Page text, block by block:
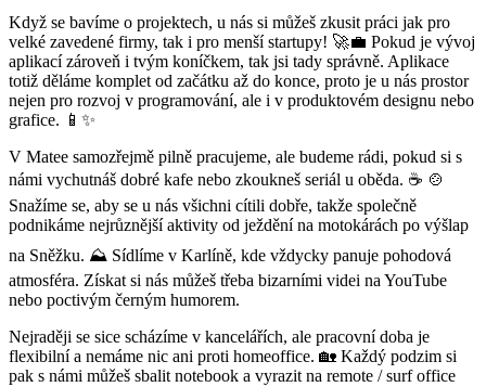
Když se bavíme o projektech, u nás si můžeš zkusit práci jak pro
velké zavedené firmy, tak i pro menší startupy! 🚀💼 Pokud je vývoj
aplikací zároveň i tvým koníčkem, tak jsi tady správně. Aplikace
totiž děláme komplet od začátku až do konce, proto je u nás prostor
nejen pro rozvoj v programování, ale i v produktovém designu nebo
grafice. 📱✨
V Matee samozřejmě pilně pracujeme, ale budeme rádi, pokud si s
námi vychutnáš dobré kafe nebo zkoukneš seriál u oběda. ☕️ 🍲
Snažíme se, aby se u nás všichni cítili dobře, takže společně
podnikáme nejrůznější aktivity od ježdění na motokárách po výšlap
na Sněžku. ⛰️ Sídlíme v Karlíně, kde vždycky panuje pohodová
atmosféra. Získat si nás můžeš třeba bizarními videi na YouTube
nebo poctivým černým humorem.
Nejraději se sice scházíme v kancelářích, ale pracovní doba je
flexibilní a nemáme nic ani proti homeoffice. 🏡 Každý podzim si
pak s námi můžeš sbalit notebook a vyrazit na remote / surf office